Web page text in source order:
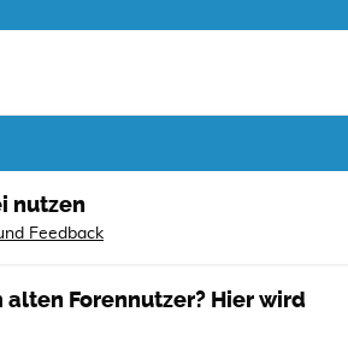
nutzen
Feedback
Forennutzer? Hier wird